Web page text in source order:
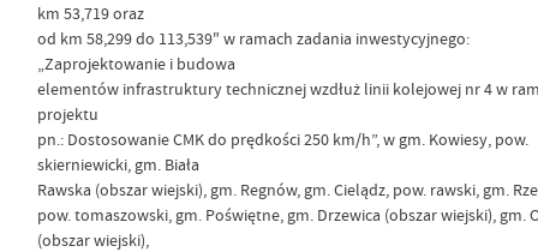
km 53,719 oraz
od km 58,299 do 113,539" w ramach zadania inwestycyjnego:
„Zaprojektowanie i budowa
elementów infrastruktury technicznej wzdłuż linii kolejowej nr 4 w
projektu
pn.: Dostosowanie CMK do prędkości 250 km/h”, w gm. Kowiesy, pow.
skierniewicki, gm. Biała
Rawska (obszar wiejski), gm. Regnów, gm. Cielądz, pow. rawski, gm.
pow. tomaszowski, gm. Poświętne, gm. Drzewica (obszar wiejski), gm.
(obszar wiejski),